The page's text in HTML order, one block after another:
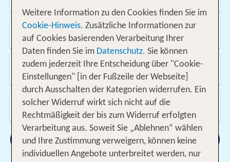
Von wo?
Schweiz
Wann & wie lange?
09.08.2026 - 07.11.2026, 1 Woche
Wer reist mit?
2 Erwachsene
Suchen
Weitere Information zu den Cookies finden Sie im
Cookie-Hinweis. Zusätzliche Informationen zur
auf Cookies basierenden Verarbeitung Ihrer
Daten finden Sie im Datenschutz. Sie können
zudem jederzeit Ihre Entscheidung über "Cookie-
Einstellungen" [in der Fußzeile der Webseite]
durch Ausschalten der Kategorien widerrufen. Ein
solcher Widerruf wirkt sich nicht auf die
Rechtmäßigkeit der bis zum Widerruf erfolgten
Verarbeitung aus. Soweit Sie „Ablehnen“ wählen
und Ihre Zustimmung verweigern, können keine
individuellen Angebote unterbreitet werden, nur